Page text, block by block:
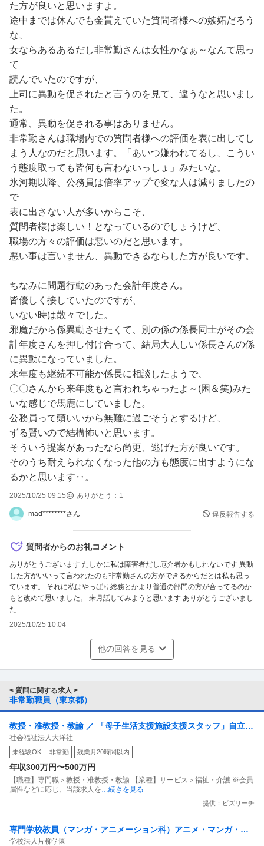
た方が良いと思いますよ。
途中までは休んでも金貰えていた質問者様への嫉妬だろう
な、
女ならあるあるだし非常勤さんは女性かなぁ～なんて思っ
て
読んでいたのですが、
上司に異動を促されたと言うのを見て、違うなと思いまし
た。
通常、異動を促される事はありません。
非常勤さんは職場内での質問者様への評価を表に出してし
まう人なのだと思います。「あいつ嫌われてるし、こうい
う態度取っても皆何も言わないっしょ」みたいな。
氷河期以降、公務員は倍率アップで変な人は減りましたの
で
表に出さない人が多いからこそ、
質問者様は楽しい！となっているのでしょうけど、
職場の方々の評価は悪いのだと思います。
悪い事は言いません、異動できるならした方が良いです。
ちなみに問題行動のあった会計年度さん。
皆優しく接していたのですが、
いない時は散々でした。
邪魔だから係異動させたくて、別の係の係長同士がその会
計年度さんを押し付け合って、結局大人しい係長さんの係
に異動になっていました。
来年度も継続不可能か係長に相談したようで、
〇〇さんから来年度もと言われちゃったよ～(困＆笑)みた
いな感じで馬鹿にしていました。
公務員って頭いいから無難に過ごそうとするけど、
ずる賢いので結構怖いと思います。
そういう提案があったなら尚更、逃げた方が良いです。
そのうち耐えられなくなった他の方も態度に出すようにな
るかと思います‥。
2025/10/25 09:15 ありがとう： 1
mad********さん 違反報告する
質問者からのお礼コメント
ありがとうございます たしかに私は障害者だし厄介者かもしれないです 異動
した方がいいって言われたのも非常勤さんの方ができるからだとは私も思っ
ています。 それに私はやっぱり総務とかより普通の部門の方が合ってるのか
もと改めて思いました。 来月話してみようと思います ありがとうございまし
た
2025/10/25 10:04
他の回答を見る
< 質問に関する求人 >
非常勤職員（東京都）
教授・准教授・教諭 ／ 「母子生活支援施設支援スタッフ」自立し
た生活へサポート／悩み事に寄り添う／自立後のアフターケア
社会福祉法人大洋社
未経験OK 非常勤 残業月20時間以内
年収300万円〜500万円
【職種】専門職＞教授・准教授・教諭 【業種】サービス＞福祉・介護 ※会員
属性などに応じ、当該求人を…続きを見る
提供：ビズリーチ
専門学校教員（マンガ・アニメーション科）アニメ・マンガ・ゲ
ーム・イラスト業界経験歓迎／年休130日／教員免許不要
学校法人片柳学園